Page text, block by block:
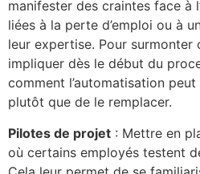
manifester des craintes face à
liées à la perte d’emploi ou à
leur expertise. Pour surmonter
impliquer dès le début du
comment l’automatisation
plutôt que de le remplacer.
Pilotes de projet : Mettre en
où certains employés testent